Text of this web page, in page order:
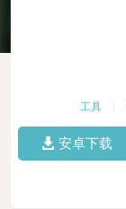
工具
安卓下载